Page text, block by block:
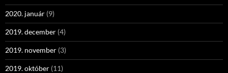
2020. január (9)
2019. december (4)
2019. november (3)
2019. október (11)